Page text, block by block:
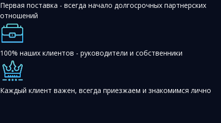
Первая поставка - всегда начало долгосрочных партнерских
отношений
100% наших клиентов - руководители и собственники
Каждый клиент важен, всегда приезжаем и знакомимся лично